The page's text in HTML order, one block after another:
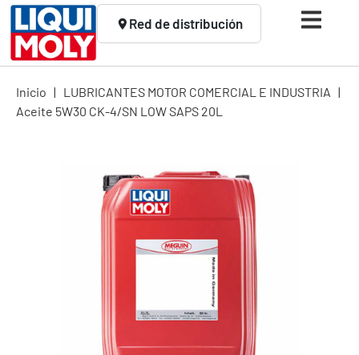
Red de distribución
Inicio | LUBRICANTES MOTOR COMERCIAL E INDUSTRIA |
Aceite 5W30 CK-4/SN LOW SAPS 20L